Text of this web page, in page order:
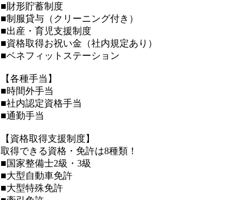
■財形貯蓄制度
■制服貸与（クリーニング付き）
■出産・育児支援制度
■資格取得お祝い金（社内規定あり）
■ベネフィットステーション
【各種手当】
■時間外手当
■社内認定資格手当
■通勤手当
【資格取得支援制度】
取得できる資格・免許は8種類！
■国家整備士2級・3級
■大型自動車免許
■大型特殊免許